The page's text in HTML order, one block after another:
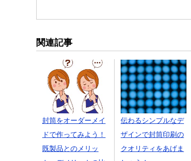
関連記事
封筒をオーダーメイ
ドで作ってみよう！
既製品とのメリッ
伝わるシンプルなデ
ザインで封筒印刷の
クオリティをあげま